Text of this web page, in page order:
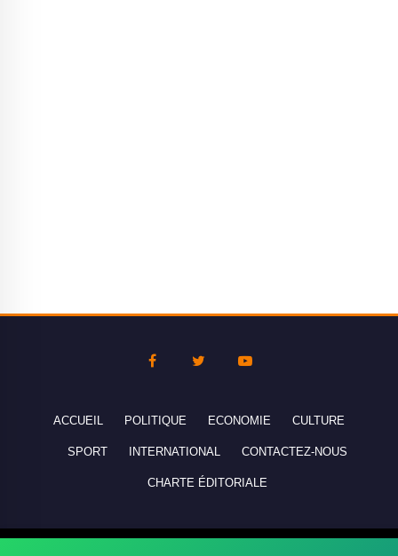
ACCUEIL POLITIQUE ECONOMIE CULTURE
SPORT INTERNATIONAL CONTACTEZ-NOUS
CHARTE ÉDITORIALE